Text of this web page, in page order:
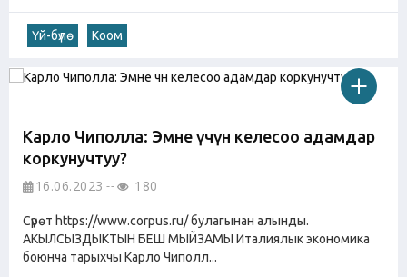
Үй-бүлө Коом
Карло Чиполла: Эмне үчүн келесоо адамдар
коркунучтуу?
16.06.2023 180
Сүрөт https://www.corpus.ru/ булагынан алынды.
АКЫЛСЫЗДЫКТЫН БЕШ МЫЙЗАМЫ Италиялык экономика
боюнча тарыхчы Карло Чиполл...